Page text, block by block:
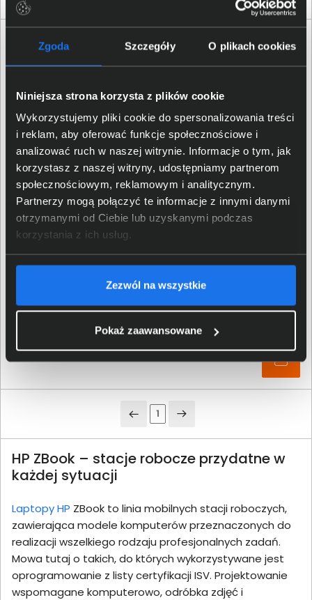
Zgoda Szczegóły O plikach cookies
Niniejsza strona korzysta z plików cookie
Wykorzystujemy pliki cookie do spersonalizowania treści
i reklam, aby oferować funkcje społecznościowe i
analizować ruch w naszej witrynie. Informacje o tym, jak
korzystasz z naszej witryny, udostępniamy partnerom
społecznościowym, reklamowym i analitycznym.
Partnerzy mogą połączyć te informacje z innymi danymi
otrzymanymi od Ciebie lub uzyskanymi podczas
korzystania z ich usług.
Zezwól na wszystkie
Pokaż zaawansowane
Mobilna stacja robocza HP ZBook Fury 18 G1i 98L96ET
Ultra 7 265HX 18" WQXGA 165Hz 32GB 1000SSD RTX Pro
17 111,00 zł
netto: 13 911,38 zł
1
HP ZBook – stacje robocze przydatne w
każdej sytuacji
Laptopy HP ZBook to linia mobilnych stacji roboczych,
zawierająca modele komputerów przeznaczonych do
realizacji wszelkiego rodzaju profesjonalnych zadań.
Mowa tutaj o takich, do których wykorzystywane jest
oprogramowanie z listy certyfikacji ISV. Projektowanie
wspomagane komputerowo, odróbka zdjęć i